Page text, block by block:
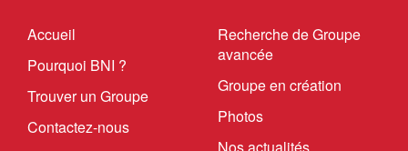
Accueil
Pourquoi BNI ?
Trouver un Groupe
Contactez-nous
Recherche de Groupe
avancée
Groupe en création
Photos